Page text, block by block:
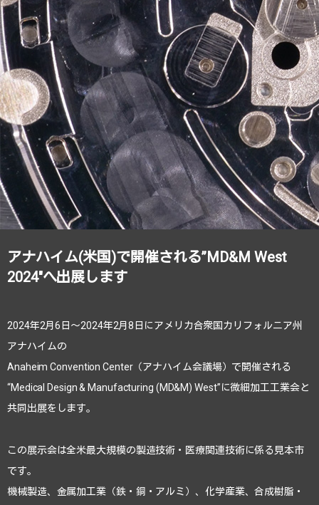
アナハイム(米国)で開催される”MD&M West
2024″へ出展します
2024年2月6日～2024年2月8日にアメリカ合衆国カリフォルニア州
アナハイムの
Anaheim Convention Center（アナハイム会議場）で開催される
“Medical Design & Manufacturing (MD&M) West”に微細加工工業会と
共同出展をします。
この展示会は全米最大規模の製造技術・医療関連技術に係る見本市
です。
機械製造、金属加工業（鉄・銅・アルミ）、化学産業、合成樹脂・